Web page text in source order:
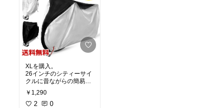
XLを購入。
26インチのシティーサイ
クルに昔ながらの簡易的
なチャイルドシートをリ
アに付けた状態でジャス
トでした。
￥1,290
2 0